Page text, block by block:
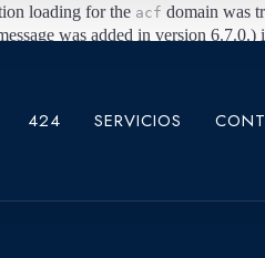
loading for the acf domain was
was added in version
424 SERVICIOS